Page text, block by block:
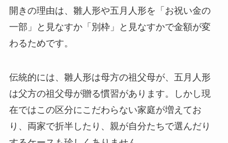
開きの理由は、雛人形や五月人形を「お祝い金の
一部」と見なすか「別枠」と見なすかで金額が変
わるためです。
伝統的には、雛人形は母方の祖父母が、五月人形
は父方の祖父母が贈る慣習があります。しかし現
在ではこの区分にこだわらない家庭が増えてお
り、両家で折半したり、親が自分たちで選んだり